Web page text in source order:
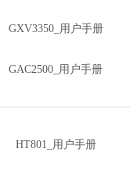
GXV3350_用户手册
GAC2500_用户手册
HT801_用户手册